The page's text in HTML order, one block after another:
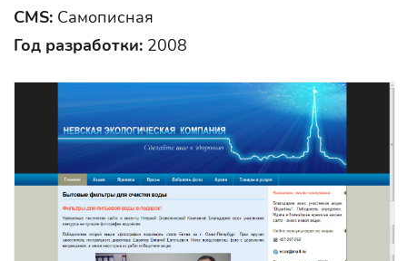
CMS: Самописная
Год разработки: 2008